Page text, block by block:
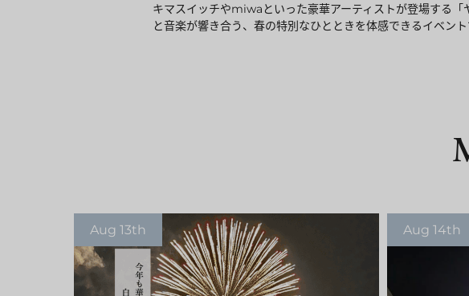
キマスイッチやmiwaといった豪華アーティストが登場する
と音楽が響き合う、春の特別なひとときを体感できるイベント
Aug 13th Aug 14th